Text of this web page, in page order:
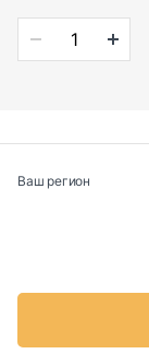
Ваш регион